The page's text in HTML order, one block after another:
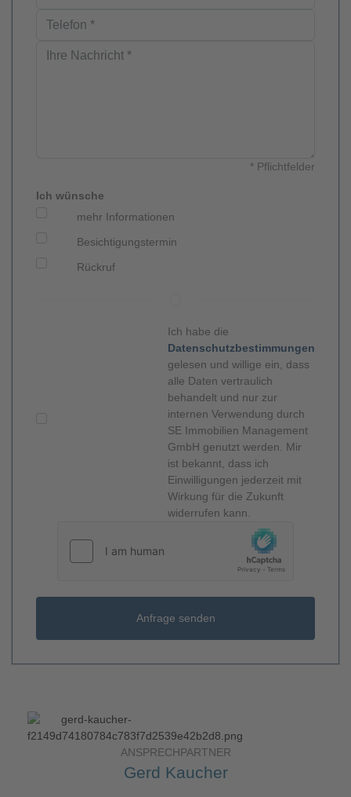
* Pflichtfelder
Ich wünsche
mehr Informationen
Besichtigungstermin
Rückruf
Ich habe die
Datenschutzbestimmungen
gelesen und willige ein, dass
alle Daten vertraulich
behandelt und nur zur
internen Verwendung durch
SE Immobilien Management
GmbH genutzt werden. Mir
ist bekannt, dass ich
Einwilligungen jederzeit mit
Wirkung für die Zukunft
widerrufen kann.
Anfrage senden
ANSPRECHPARTNER
Gerd Kaucher